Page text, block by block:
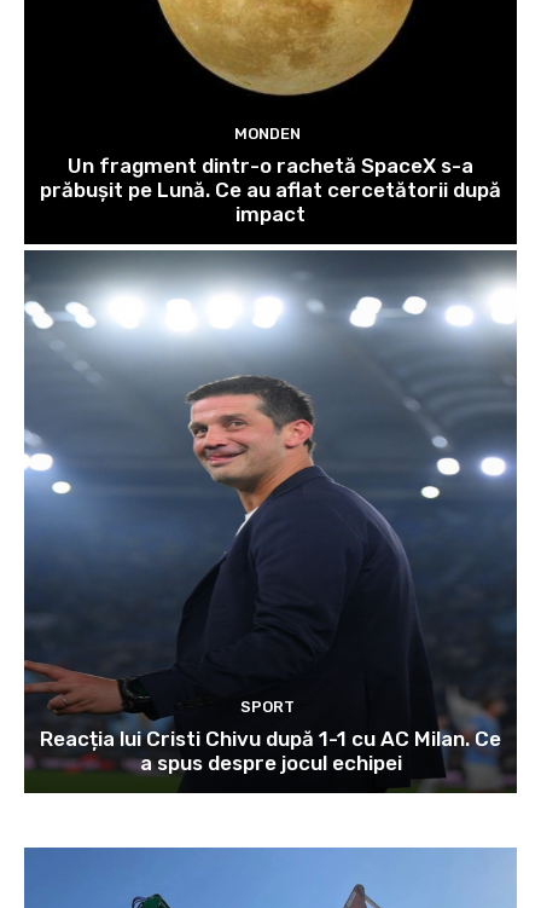
MONDEN
Un fragment dintr-o rachetă SpaceX s-a
prăbușit pe Lună. Ce au aflat cercetătorii după
impact
SPORT
Reacția lui Cristi Chivu după 1-1 cu AC Milan. Ce
a spus despre jocul echipei